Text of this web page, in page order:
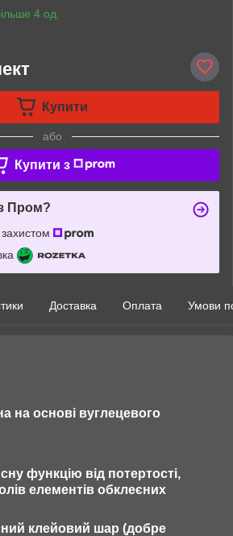
4 од.
Купити
або
Купити з
Пром?
Доставка Оплата Умови
на основі вуглецевого
функцію від потертості,
елементів обклеєних
клейовий шар (добре